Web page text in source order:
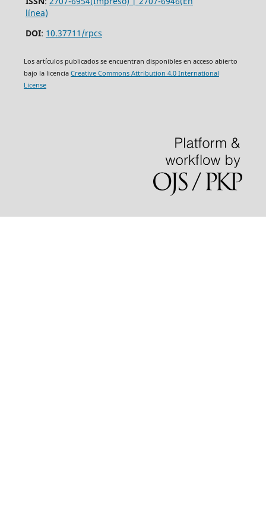
línea)
DOI: 10.37711/rpcs
Los artículos publicados se encuentran disponibles en acceso abierto
bajo la licencia Creative Commons Attribution 4.0 International
License